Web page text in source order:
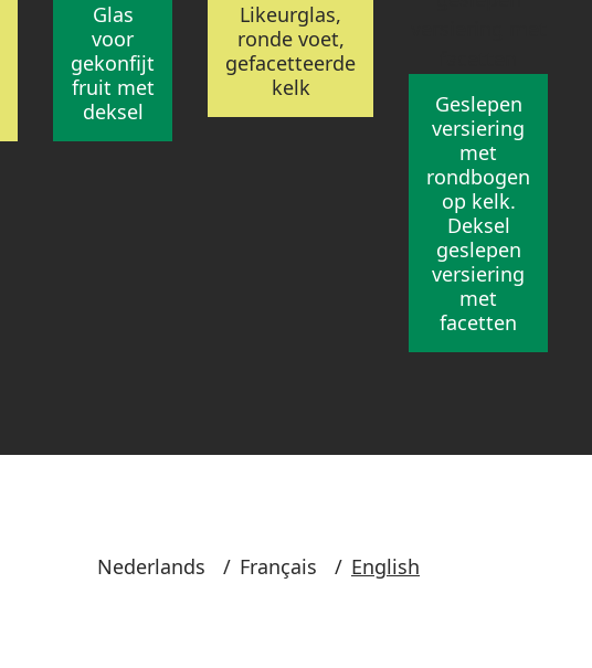
Glas
voor
gekonfijt
fruit met
deksel
Likeurglas,
ronde voet,
gefacetteerde
kelk
Geslepen
versiering
met
rondbogen
op kelk.
Deksel
geslepen
versiering
met
facetten
Nederlands / Français / English